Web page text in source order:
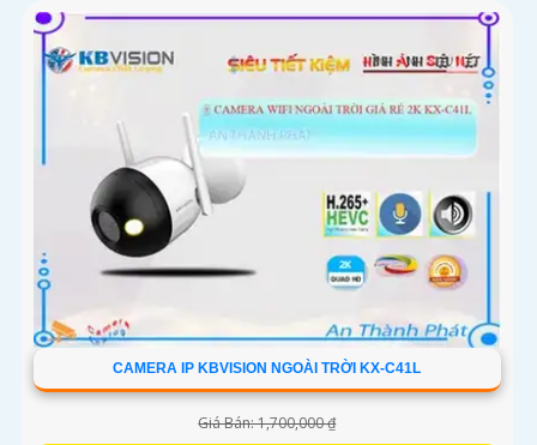
CAMERA IP KBVISION NGOÀI TRỜI KX-C41L
Giá Bán: 1,700,000 ₫